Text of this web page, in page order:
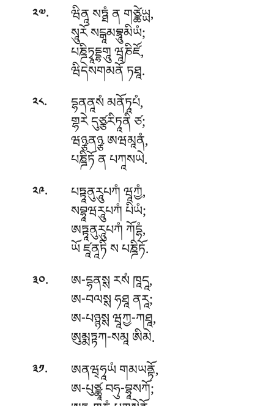
༢༧. ཝིནཱ སཏྠཾ ན གཙྪེཡྻ,
སཱུརོ སངྒཱམབྷཱུམིཡཾ;
པཎྜིཏྭཱདྡྷགཱུ ཝཱཎིཛོ,
ཝིདེསགམནོ ཏཐཱ.
༢༨. དྷནནཱསཾ མནོཏཱཔཾ,
གྷརེ དུཙྩརིཏཱནི ཙ;
ཝཉྩནཉྩཨཝམཱནཾ,
པཎྜིཏོ ན པཀཱསཡེ.
༢༩. པཏྟཱནུརཱུཔཀཾ ཝཱཀྱཾ,
སབྷཱཝརཱུཔཀཾ པིཡཾ;
ཨཏྟཱནུརཱུཔཀཾ ཀོདྷཾ,
ཡོ ཛཱནཱཏི ས པཎྜིཏོ.
༣༠. ཨ-དྷནསྶ རསཾ ཁཱདཱ,
ཨ-བལསྶ ཧཐཱ ནརཱ;
ཨ-པཉྙསྶ ཝཱཀྱ-ཀཐཱ,
ཨུམྨཏྟཀ-སམཱ ཨིམེ.
༣༡. ཨནཝ྄ཧཱཡཾ གམཡནྟོ,
ཨ-པུཙྪཱ བཧུ-བྷཱསཀོ;